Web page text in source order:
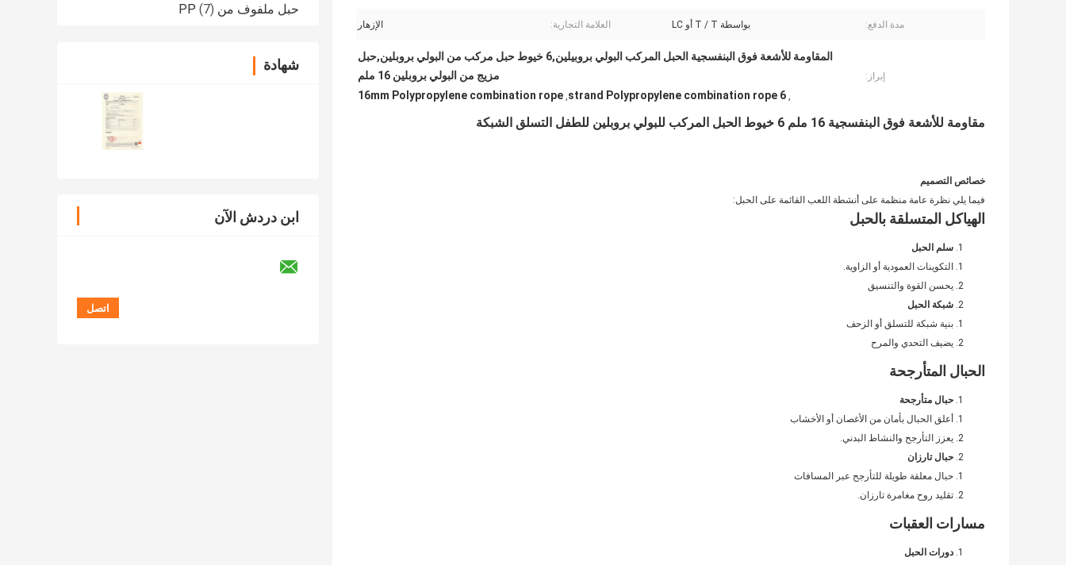
حبل ملفوف من PP (7)
شهادة
ابن دردش الآن
مدة الدفع: بواسطة T / T أو LC العلامة التجارية: الإزهار
إبراز:
المقاومة للأشعة فوق البنفسجية الحبل المركب البولي بروبيلين,6 خيوط حبل مركب من البولي بروبلين,حبل
مزيج من البولي بروبلين 16 ملم
,
6 strand Polypropylene combination rope
,
16mm Polypropylene combination rope
مقاومة للأشعة فوق البنفسجية 16 ملم 6 خيوط الحبل المركب للبولي بروبلين للطفل التسلق الشبكة
خصائص التصميم
فيما يلي نظرة عامة منظمة على أنشطة اللعب القائمة على الحبل:
الهياكل المتسلقة بالحبل
سلم الحبل
التكوينات العمودية أو الزاوية.
يحسن القوة والتنسيق
شبكة الحبل
بنية شبكة للتسلق أو الزحف
يضيف التحدي والمرح
الحبال المتأرجحة
حبال متأرجحة
أعلق الحبال بأمان من الأغصان أو الأخشاب
يعزز التأرجح والنشاط البدني.
حبال تارزان
حبال معلقة طويلة للتأرجح عبر المسافات
تقليد روح مغامرة تارزان.
مسارات العقبات
دورات الحبل